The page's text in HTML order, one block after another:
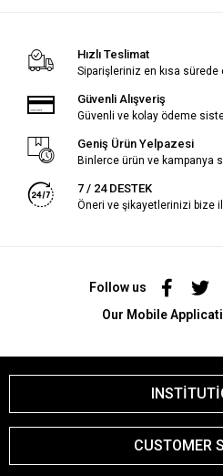
Hızlı Teslimat
Siparişleriniz en kısa sürede
Güvenli Alışveriş
Güvenli ve kolay ödeme
Geniş Ürün Yelpazesi
Binlerce ürün ve kampanya
7 / 24 DESTEK
Öneri ve şikayetlerinizi bize
Follow us
Our Mobile
CUSTOMER